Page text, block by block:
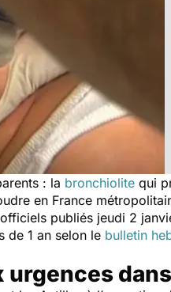
: la bronchiolite qui
en France
publiés jeudi 2
de 1 an selon le bulletin